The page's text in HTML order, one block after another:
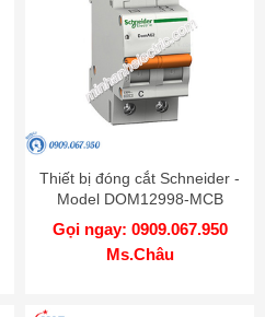
Thiết bị đóng cắt Schneider -
Model DOM12998-MCB
Gọi ngay: 0909.067.950
Ms.Châu